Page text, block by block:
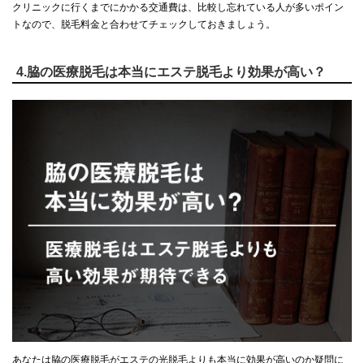
クリニックに行くまでにかかる交通費は、比較し忘れている人が多いポイン
トなので、脱毛料金と合わせてチェックしておきましょう。
4.脇の医療脱毛は本当にエステ脱毛より効果が高い？
あなたは脇の医療脱毛がエステの光脱毛よりも本当に効果が高いのか疑問に